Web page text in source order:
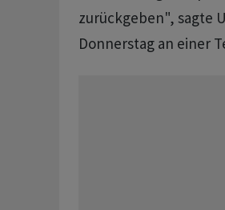
zurückgeben", sagte
Donnerstag an einer